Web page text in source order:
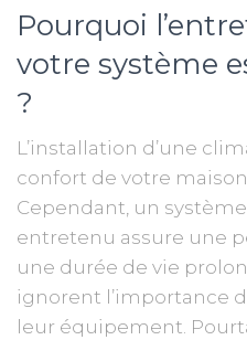
Pourquoi
votre système
?
L’installation d’une
confort de votre
Cependant, un
entretenu assure une
une durée de vie
ignorent l’importance
leur équipement.